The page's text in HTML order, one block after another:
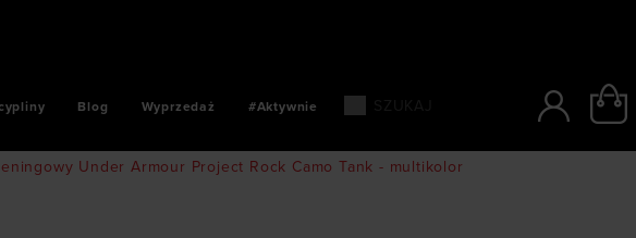
Blog Wyprzedaż #Aktywnie
Under Armour Project Rock Camo Tank - multikolor